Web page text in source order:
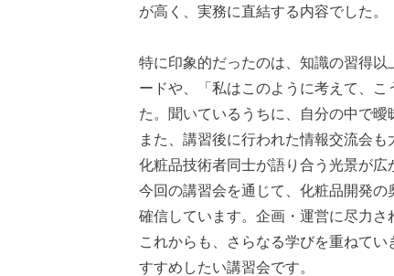
が高く、実務に直結する内容でした。
特に印象的だったのは、知識の習得以
ードや、「私はこのように考えて、
た。聞いているうちに、自分の中で
また、講習後に行われた情報交流会
化粧品技術者同士が語り合う光景が
今回の講習会を通じて、化粧品開発
確信しています。企画・運営に尽力さ
これからも、さらなる学びを重ねて
すすめしたい講習会です。